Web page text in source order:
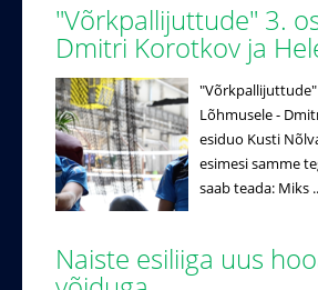
"Võrkpallijuttude" 3.
Dmitri Korotkov ja
"Võrkpallijuttude"
Lõhmusele -
esiduo Kusti
esimesi samme
saab teada: Miks
Naiste esiliiga uus